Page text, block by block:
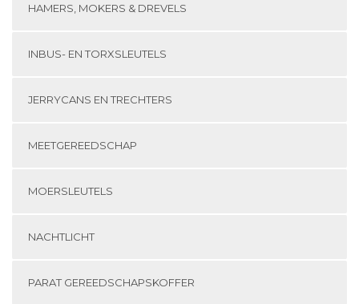
HAMERS, MOKERS & DREVELS
INBUS- EN TORXSLEUTELS
JERRYCANS EN TRECHTERS
MEETGEREEDSCHAP
MOERSLEUTELS
NACHTLICHT
PARAT GEREEDSCHAPSKOFFER